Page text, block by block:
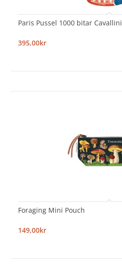
Paris Pussel 1000 bitar Cavallini
395,00kr
Foraging Mini Pouch
149,00kr